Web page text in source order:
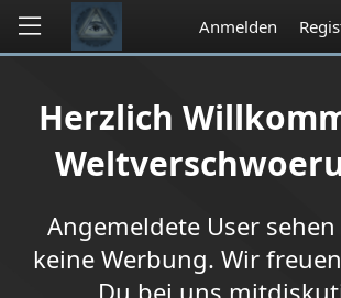
Anmelden
Herzlich
Angemeldete User
keine Werbung. Wir
Du bei uns